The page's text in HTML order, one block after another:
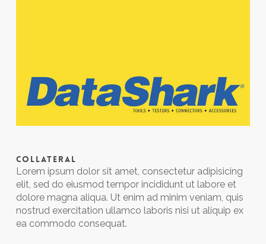
COLLATERAL
Lorem ipsum dolor sit amet, consectetur adipisicing
elit, sed do eiusmod tempor incididunt ut labore et
dolore magna aliqua. Ut enim ad minim veniam, quis
nostrud exercitation ullamco laboris nisi ut aliquip ex
ea commodo consequat.